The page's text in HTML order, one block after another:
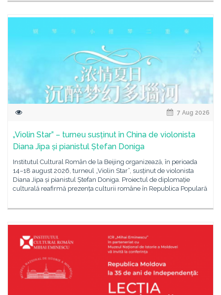
7 Aug 2026
„Violin Star” – turneu susținut în China de violonista
Diana Jipa și pianistul Ștefan Doniga
Institutul Cultural Român de la Beijing organizează, în perioada
14–18 august 2026, turneul „Violin Star”, susținut de violonista
Diana Jipa și pianistul Ștefan Doniga. Proiectul de diplomație
culturală reafirmă prezența culturii române în Republica Populară